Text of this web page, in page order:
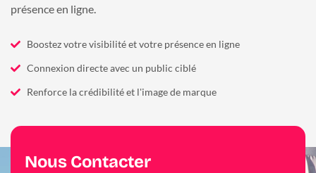
présence en ligne.
Boostez votre visibilité et votre présence en ligne
Connexion directe avec un public ciblé
Renforce la crédibilité et l'image de marque
Nous Contacter